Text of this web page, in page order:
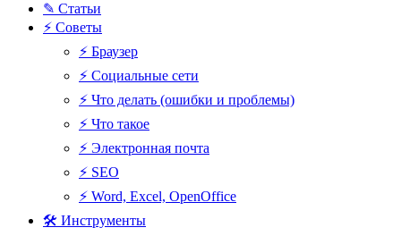
✎ Статьи
⚡ Советы
⚡ Браузер
⚡ Социальные сети
⚡ Что делать (ошибки и проблемы)
⚡ Что такое
⚡ Электронная почта
⚡ SEO
⚡ Word, Excel, OpenOffice
🛠 Инструменты